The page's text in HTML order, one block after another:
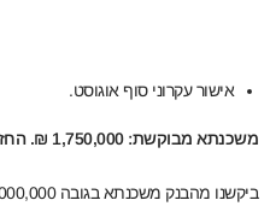
אישור עקרוני סוף אוגוסט.
משכנתא מבוקשת: 1,750,000 ₪. החזר חודשי התחלתי: 8,892 ₪ .